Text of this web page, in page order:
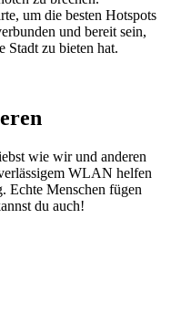
um die besten Hotspots
und bereit sein,
Stadt zu bieten hat.
wie wir und anderen
WLAN helfen
Echte Menschen fügen
du auch!